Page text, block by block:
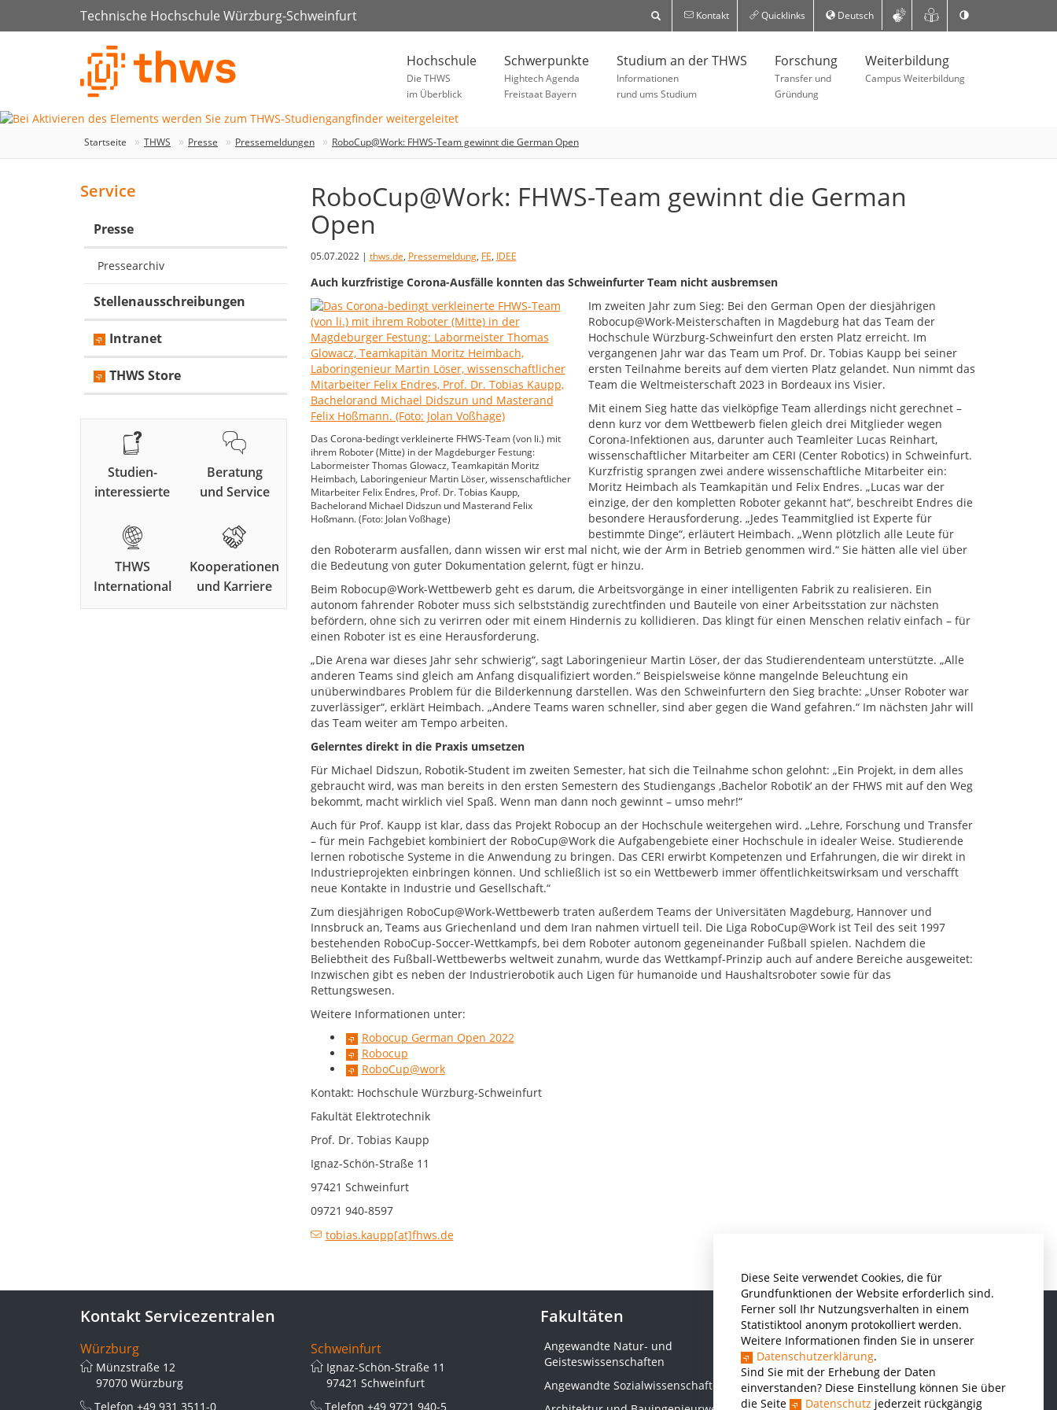
Diese Seite verwendet Cookies, die für
Grundfunktionen der Website erforderlich sind.
Ferner soll Ihr Nutzungsverhalten in einem
Statistiktool anonym protokolliert werden.
Weitere Informationen finden Sie in unserer
Datenschutzerklärung.
Sind Sie mit der Erhebung der Daten
einverstanden? Diese Einstellung können Sie über
die Seite
Datenschutz jederzeit rückgängig
Technische Hochschule Würzburg-Schweinfurt Kontakt Quicklinks Deutsch
Hochschule
Die THWS
im Überblick
Schwerpunkte
Hightech Agenda
Freistaat Bayern
Studium an der THWS
Informationen
rund ums Studium
Forschung
Transfer und
Gründung
Weiterbildung
Campus Weiterbildung
Startseite THWS Presse Pressemeldungen RoboCup@Work: FHWS-Team gewinnt die German Open
RoboCup@Work: FHWS-Team gewinnt die German
Open
05.07.2022 | thws.de, Pressemeldung, FE, IDEE
Auch kurzfristige Corona-Ausfälle konnten das Schweinfurter Team nicht ausbremsen
Das Corona-bedingt verkleinerte FHWS-Team (von li.) mit
ihrem Roboter (Mitte) in der Magdeburger Festung:
Labormeister Thomas Glowacz, Teamkapitän Moritz
Heimbach, Laboringenieur Martin Löser, wissenschaftlicher
Mitarbeiter Felix Endres, Prof. Dr. Tobias Kaupp,
Bachelorand Michael Didszun und Masterand Felix
Hoßmann. (Foto: Jolan Voßhage)
Im zweiten Jahr zum Sieg: Bei den German Open der diesjährigen
Robocup@Work-Meisterschaften in Magdeburg hat das Team der
Hochschule Würzburg-Schweinfurt den ersten Platz erreicht. Im
vergangenen Jahr war das Team um Prof. Dr. Tobias Kaupp bei seiner
ersten Teilnahme bereits auf dem vierten Platz gelandet. Nun nimmt das
Team die Weltmeisterschaft 2023 in Bordeaux ins Visier.
Mit einem Sieg hatte das vielköpfige Team allerdings nicht gerechnet –
denn kurz vor dem Wettbewerb fielen gleich drei Mitglieder wegen
Corona-Infektionen aus, darunter auch Teamleiter Lucas Reinhart,
wissenschaftlicher Mitarbeiter am CERI (Center Robotics) in Schweinfurt.
Kurzfristig sprangen zwei andere wissenschaftliche Mitarbeiter ein:
Moritz Heimbach als Teamkapitän und Felix Endres. „Lucas war der
einzige, der den kompletten Roboter gekannt hat“, beschreibt Endres die
besondere Herausforderung. „Jedes Teammitglied ist Experte für
bestimmte Dinge“, erläutert Heimbach. „Wenn plötzlich alle Leute für
den Roboterarm ausfallen, dann wissen wir erst mal nicht, wie der Arm in Betrieb genommen wird.“ Sie hätten alle viel über
die Bedeutung von guter Dokumentation gelernt, fügt er hinzu.
Beim Robocup@Work-Wettbewerb geht es darum, die Arbeitsvorgänge in einer intelligenten Fabrik zu realisieren. Ein
autonom fahrender Roboter muss sich selbstständig zurechtfinden und Bauteile von einer Arbeitsstation zur nächsten
befördern, ohne sich zu verirren oder mit einem Hindernis zu kollidieren. Das klingt für einen Menschen relativ einfach – für
einen Roboter ist es eine Herausforderung.
„Die Arena war dieses Jahr sehr schwierig“, sagt Laboringenieur Martin Löser, der das Studierendenteam unterstützte. „Alle
anderen Teams sind gleich am Anfang disqualifiziert worden.“ Beispielsweise könne mangelnde Beleuchtung ein
unüberwindbares Problem für die Bilderkennung darstellen. Was den Schweinfurtern den Sieg brachte: „Unser Roboter war
zuverlässiger“, erklärt Heimbach. „Andere Teams waren schneller, sind aber gegen die Wand gefahren.“ Im nächsten Jahr will
das Team weiter am Tempo arbeiten.
Gelerntes direkt in die Praxis umsetzen
Für Michael Didszun, Robotik-Student im zweiten Semester, hat sich die Teilnahme schon gelohnt: „Ein Projekt, in dem alles
gebraucht wird, was man bereits in den ersten Semestern des Studiengangs ,Bachelor Robotik‘ an der FHWS mit auf den Weg
bekommt, macht wirklich viel Spaß. Wenn man dann noch gewinnt – umso mehr!“
Auch für Prof. Kaupp ist klar, dass das Projekt Robocup an der Hochschule weitergehen wird. „Lehre, Forschung und Transfer
– für mein Fachgebiet kombiniert der RoboCup@Work die Aufgabengebiete einer Hochschule in idealer Weise. Studierende
lernen robotische Systeme in die Anwendung zu bringen. Das CERI erwirbt Kompetenzen und Erfahrungen, die wir direkt in
Industrieprojekten einbringen können. Und schließlich ist so ein Wettbewerb immer öffentlichkeitswirksam und verschafft
neue Kontakte in Industrie und Gesellschaft.“
Zum diesjährigen RoboCup@Work-Wettbewerb traten außerdem Teams der Universitäten Magdeburg, Hannover und
Innsbruck an, Teams aus Griechenland und dem Iran nahmen virtuell teil. Die Liga RoboCup@Work ist Teil des seit 1997
bestehenden RoboCup-Soccer-Wettkampfs, bei dem Roboter autonom gegeneinander Fußball spielen. Nachdem die
Beliebtheit des Fußball-Wettbewerbs weltweit zunahm, wurde das Wettkampf-Prinzip auch auf andere Bereiche ausgeweitet:
Inzwischen gibt es neben der Industrierobotik auch Ligen für humanoide und Haushaltsroboter sowie für das
Rettungswesen.
Weitere Informationen unter:
Robocup German Open 2022
Robocup
RoboCup@work
Kontakt: Hochschule Würzburg-Schweinfurt
Fakultät Elektrotechnik
Prof. Dr. Tobias Kaupp
Ignaz-Schön-Straße 11
97421 Schweinfurt
09721 940-8597
tobias.kaupp[at]fhws.de
Service
Presse
Pressearchiv
Stellenausschreibungen
Intranet
THWS Store
Studien-
interessierte
Beratung
und Service
THWS
International
Kooperationen
und Karriere
Kontakt Servicezentralen
Würzburg
Münzstraße 12
97070 Würzburg
Telefon +49 931 3511-0
Schweinfurt
Ignaz-Schön-Straße 11
97421 Schweinfurt
Telefon +49 9721 940-5
Fakultäten
Angewandte Natur- und
Geisteswissenschaften
Angewandte Sozialwissenschaften
Informatik und Wirtschaftsinformatik
Kunststofftechnik und Vermessung
Maschinenbau